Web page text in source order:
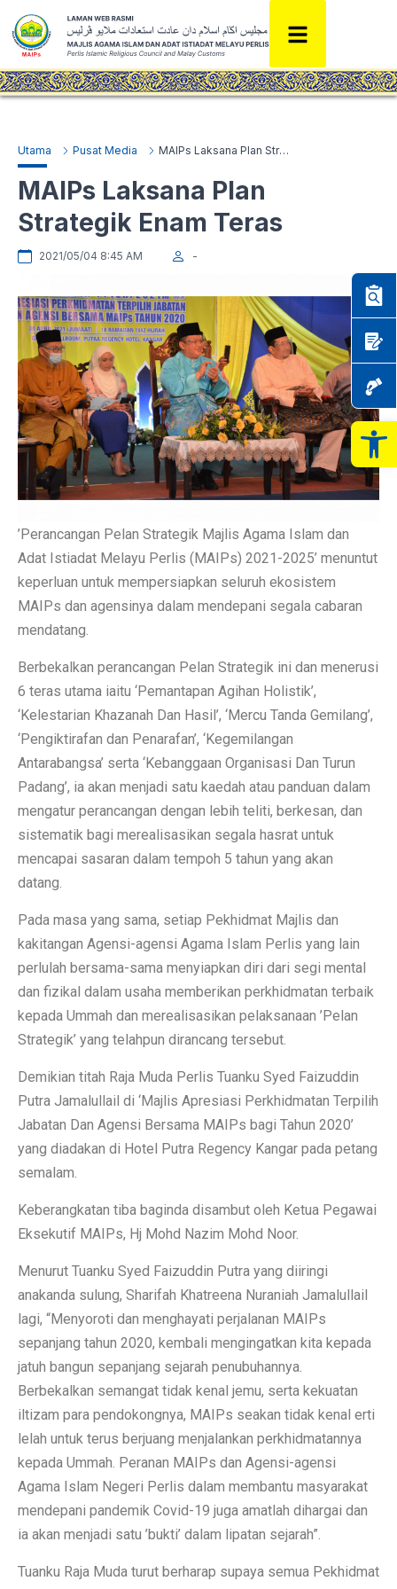
Utama Pusat Media MAIPs Laksana Plan Strategik Enam Teras
MAIPs Laksana Plan
Strategik Enam Teras
2021/05/04 8:45 AM -
’Perancangan Pelan Strategik Majlis Agama Islam dan
Adat Istiadat Melayu Perlis (MAIPs) 2021-2025’ menuntut
keperluan untuk mempersiapkan seluruh ekosistem
MAIPs dan agensinya dalam mendepani segala cabaran
mendatang.
Berbekalkan perancangan Pelan Strategik ini dan menerusi
6 teras utama iaitu ‘Pemantapan Agihan Holistik’,
‘Kelestarian Khazanah Dan Hasil’, ‘Mercu Tanda Gemilang’,
‘Pengiktirafan dan Penarafan’, ‘Kegemilangan
Antarabangsa’ serta ‘Kebanggaan Organisasi Dan Turun
Padang’, ia akan menjadi satu kaedah atau panduan dalam
mengatur perancangan dengan lebih teliti, berkesan, dan
sistematik bagi merealisasikan segala hasrat untuk
mencapai sasaran dalam tempoh 5 tahun yang akan
datang.
Pada masa yang sama, setiap Pekhidmat Majlis dan
kakitangan Agensi-agensi Agama Islam Perlis yang lain
perlulah bersama-sama menyiapkan diri dari segi mental
dan fizikal dalam usaha memberikan perkhidmatan terbaik
kepada Ummah dan merealisasikan pelaksanaan ’Pelan
Strategik’ yang telahpun dirancang tersebut.
Demikian titah Raja Muda Perlis Tuanku Syed Faizuddin
Putra Jamalullail di ‘Majlis Apresiasi Perkhidmatan Terpilih
Jabatan Dan Agensi Bersama MAIPs bagi Tahun 2020’
yang diadakan di Hotel Putra Regency Kangar pada petang
semalam.
Keberangkatan tiba baginda disambut oleh Ketua Pegawai
Eksekutif MAIPs, Hj Mohd Nazim Mohd Noor.
Menurut Tuanku Syed Faizuddin Putra yang diiringi
anakanda sulung, Sharifah Khatreena Nuraniah Jamalullail
lagi, “Menyoroti dan menghayati perjalanan MAIPs
sepanjang tahun 2020, kembali mengingatkan kita kepada
jatuh bangun sepanjang sejarah penubuhannya.
Berbekalkan semangat tidak kenal jemu, serta kekuatan
iltizam para pendokongnya, MAIPs seakan tidak kenal erti
lelah untuk terus berjuang menjalankan perkhidmatannya
kepada Ummah. Peranan MAIPs dan Agensi-agensi
Agama Islam Negeri Perlis dalam membantu masyarakat
mendepani pandemik Covid-19 juga amatlah dihargai dan
ia akan menjadi satu ’bukti’ dalam lipatan sejarah”.
Tuanku Raja Muda turut berharap supaya semua Pekhidmat